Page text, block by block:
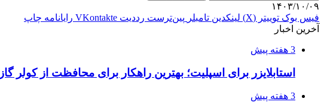
۱۴۰۳/۱۰/۰۹
فیس بوک توییتر (X) لینکدین ‫تامبلر ‫پین‌ترست ‫رددیت ‫VKontakte رایانامه چاپ
آخرین اخبار
3 هفته پیش
استابلایزر برای اسپلیت؛ بهترین راهکار برای محافظت از کولر
3 هفته پیش